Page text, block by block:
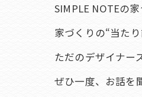
SIMPLE NOTEの
家づくりの“当た
ただのデザイナー
ぜひ一度、お話を